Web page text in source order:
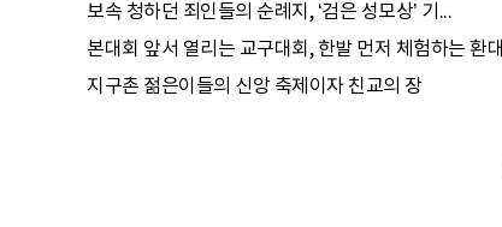
보속 청하던 죄인들의 순례지, ‘검은 성모상’ 기...
본대회 앞서 열리는 교구대회, 한발 먼저 체험하는 환대
지구촌 젊은이들의 신앙 축제이자 친교의 장